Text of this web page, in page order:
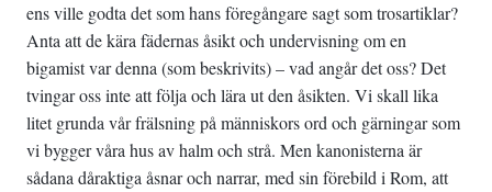
ens ville godta det som hans föregångare sagt som trosartiklar?
Anta att de kära fädernas åsikt och undervisning om en
bigamist var denna (som beskrivits) – vad angår det oss? Det
tvingar oss inte att följa och lära ut den åsikten. Vi skall lika
litet grunda vår frälsning på människors ord och gärningar som
vi bygger våra hus av halm och strå. Men kanonisterna är
sådana dåraktiga åsnar och narrar, med sin förebild i Rom, att